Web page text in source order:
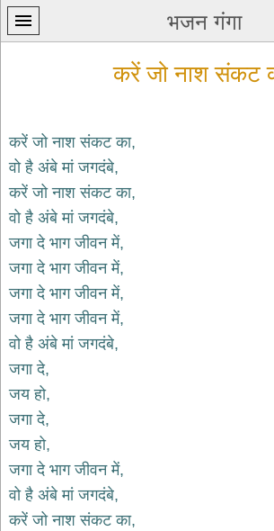
भजन गंगा
प्रथम
पन्ना
home
कृष्ण
भजन
krishna
bhajans
शिव
भजन
bhajans
हनुमान
भजन
hanuman
bhajans
साईं
भजन
sai
bhajans
करें जो नाश संकट
करें जो नाश संकट का,
वो है अंबे मां जगदंबे,
करें जो नाश संकट का,
वो है अंबे मां जगदंबे,
जगा दे भाग जीवन में,
जगा दे भाग जीवन में,
जगा दे भाग जीवन में,
जगा दे भाग जीवन में,
वो है अंबे मां जगदंबे,
जगा दे,
जय हो,
जगा दे,
जय हो,
जगा दे भाग जीवन में,
वो है अंबे मां जगदंबे,
करें जो नाश संकट का,